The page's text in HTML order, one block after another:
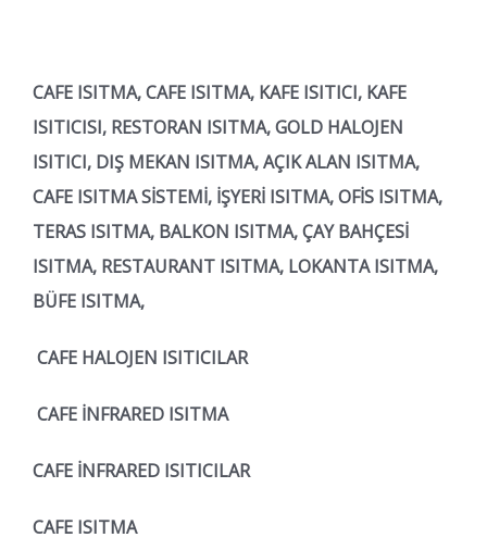
CAFE ISITMA, CAFE ISITMA, KAFE ISITICI, KAFE
ISITICISI, RESTORAN ISITMA, GOLD HALOJEN
ISITICI, DIŞ MEKAN ISITMA, AÇIK ALAN ISITMA,
CAFE ISITMA SİSTEMİ, İŞYERİ ISITMA, OFİS ISITMA,
TERAS ISITMA, BALKON ISITMA, ÇAY BAHÇESİ
ISITMA, RESTAURANT ISITMA, LOKANTA ISITMA,
BÜFE ISITMA,
CAFE HALOJEN ISITICILAR
CAFE İNFRARED ISITMA
CAFE İNFRARED ISITICILAR
CAFE ISITMA